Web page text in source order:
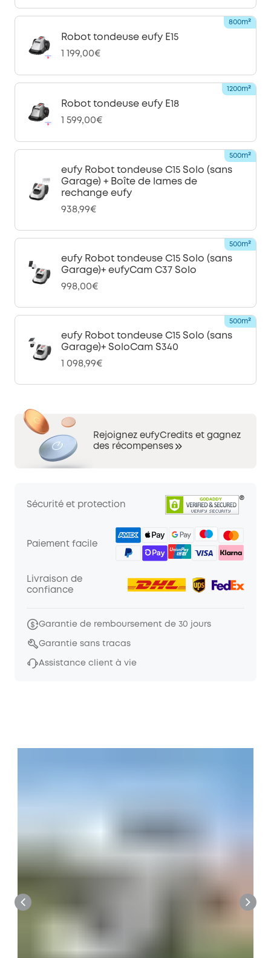
Robot tondeuse eufy E15
1 199,00€
800m²
Robot tondeuse eufy E18
1 599,00€
1200m²
eufy Robot tondeuse C15 Solo (sans
Garage) + Boîte de lames de
rechange eufy
938,99€
500m²
eufy Robot tondeuse C15 Solo (sans
Garage)+ eufyCam C37 Solo
998,00€
500m²
eufy Robot tondeuse C15 Solo (sans
Garage)+ SoloCam S340
1 098,99€
500m²
Rejoignez eufyCredits et gagnez
des récompenses
Sécurité et protection
Paiement facile
Livraison de
confiance
Garantie de remboursement de 30 jours
Garantie sans tracas
Assistance client à vie